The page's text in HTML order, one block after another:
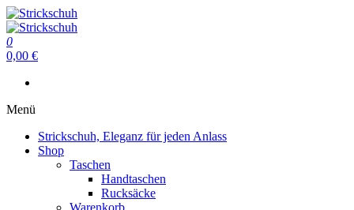
Zum
Inhalt
springen
Strickschuh
Strickschuh
0
0,00 €
Menü
Strickschuh, Eleganz für jeden Anlass
Shop
Taschen
Handtaschen
Rucksäcke
Warenkorb